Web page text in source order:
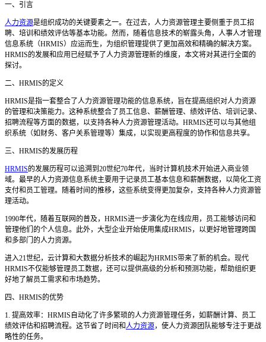
一、引言
人力资源是组织成功的关键要素之一。在过去，人力资源管理主要侧重于员工招
聘、培训和绩效评估等基本功能。然而，随着信息技术的崭露头角，人事人才管理
信息系统（HRMIS）应运而生，为组织管理提供了更加高效和精确的解决方案。
HRMIS的发展和应用已经赋予了人力资源管理新的维度，本文将对其进行全面的
探讨。
二、 HRMIS的定义
HRMIS是指一套整合了人力资源管理功能的信息系统，旨在提高组织对人力资源
的管理和决策能力。这种系统整合了员工信息、薪酬管理、绩效评估、培训记录、
招聘流程等方面的数据，以支持各种人力资源管理活动。HRMIS还可以与其他组
织系统（如财务、客户关系管理等）集成，以实现更高程度的协作和信息共享。
三、 HRMIS的发展历程
HRMIS的发展历程可以追溯到20世纪70年代，当时计算机技术开始进入商业领
域。最早的人力资源信息系统主要用于记录员工基本信息和薪酬数据，以简化工资
支付和员工管理。随着时间的推移，这些系统变得更加复杂，支持各种人力资源管
理活动。
1990年代，随着互联网的普及，HRMIS进一步演化为在线应用，员工能够访问和
管理他们的个人信息。此外，大型企业开始使用集成HRMIS，以更好地管理跨国
和多部门的人力资源。
进入21世纪，云计算和大数据分析技术的崛起为HRMIS带来了新的机会。现代
HRMIS不仅能够管理员工数据，还可以提供高级的分析和预测功能，帮助组织更
好地了解员工需求和市场趋势。
四、 HRMIS的优势
1. 提高效率：HRMIS自动化了许多繁琐的人力资源管理任务，如薪酬计算、员工
绩效评估和招聘流程。这节省了时间和人力资源，使人力资源团队能够专注于更战
略性的任务。